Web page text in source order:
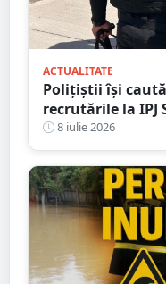
ACTUALITATE
Polițiștii își
recrutările la IPJ
8 iulie 2026